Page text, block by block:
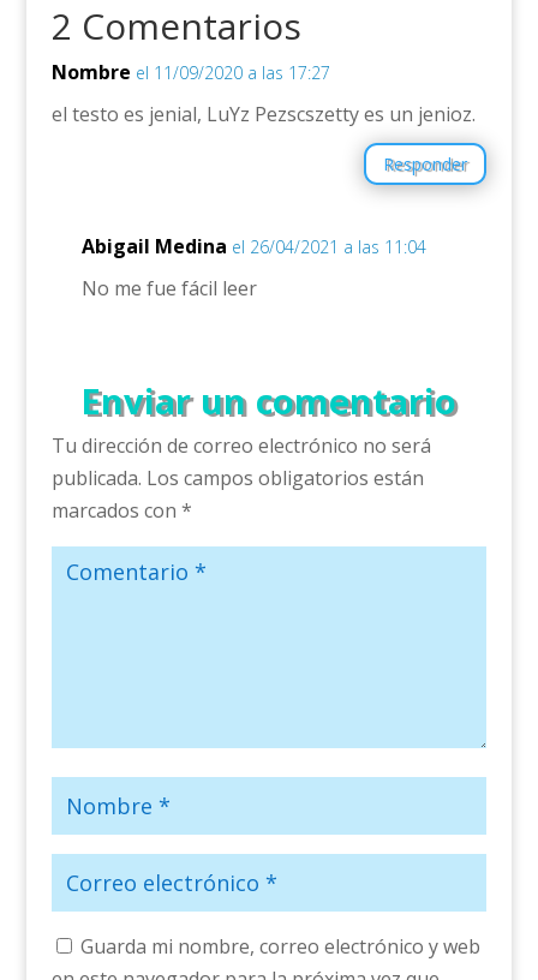
2 Comentarios
Nombre el 11/09/2020 a las 17:27
el testo es jenial, LuYz Pezscszetty es un jenioz.
Responder
Abigail Medina el 26/04/2021 a las 11:04
No me fue fácil leer
Enviar un comentario
Tu dirección de correo electrónico no será
publicada. Los campos obligatorios están
marcados con *
Guarda mi nombre, correo electrónico y web